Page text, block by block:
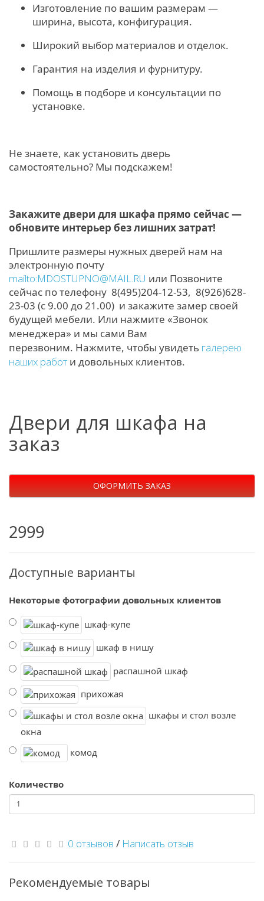
Изготовление по вашим размерам —
ширина, высота, конфигурация.
Широкий выбор материалов и отделок.
Гарантия на изделия и фурнитуру.
Помощь в подборе и консультации по
установке.
Не знаете, как установить дверь
самостоятельно? Мы подскажем!
Закажите двери для шкафа прямо сейчас —
обновите интерьер без лишних затрат!
Пришлите размеры нужных дверей нам на
электронную почту
mailto:MDOSTUPNO@MAIL.RU или Позвоните
сейчас по телефону 8(495)204-12-53, 8(926)628-
23-03 (с 9.00 до 21.00) и закажите замер своей
будущей мебели. Или нажмите «Звонок
менеджера» и мы сами Вам
перезвоним. Нажмите, чтобы увидеть галерею
наших работ и довольных клиентов.
Двери для шкафа на
заказ
ОФОРМИТЬ ЗАКАЗ
2999
Доступные варианты
Некоторые фотографии довольных клиентов
шкаф-купе
шкаф в нишу
распашной шкаф
прихожая
шкафы и стол возле
окна
комод
Количество
0 отзывов / Написать отзыв
Рекомендуемые товары